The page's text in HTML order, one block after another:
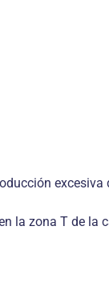
la zona T de la